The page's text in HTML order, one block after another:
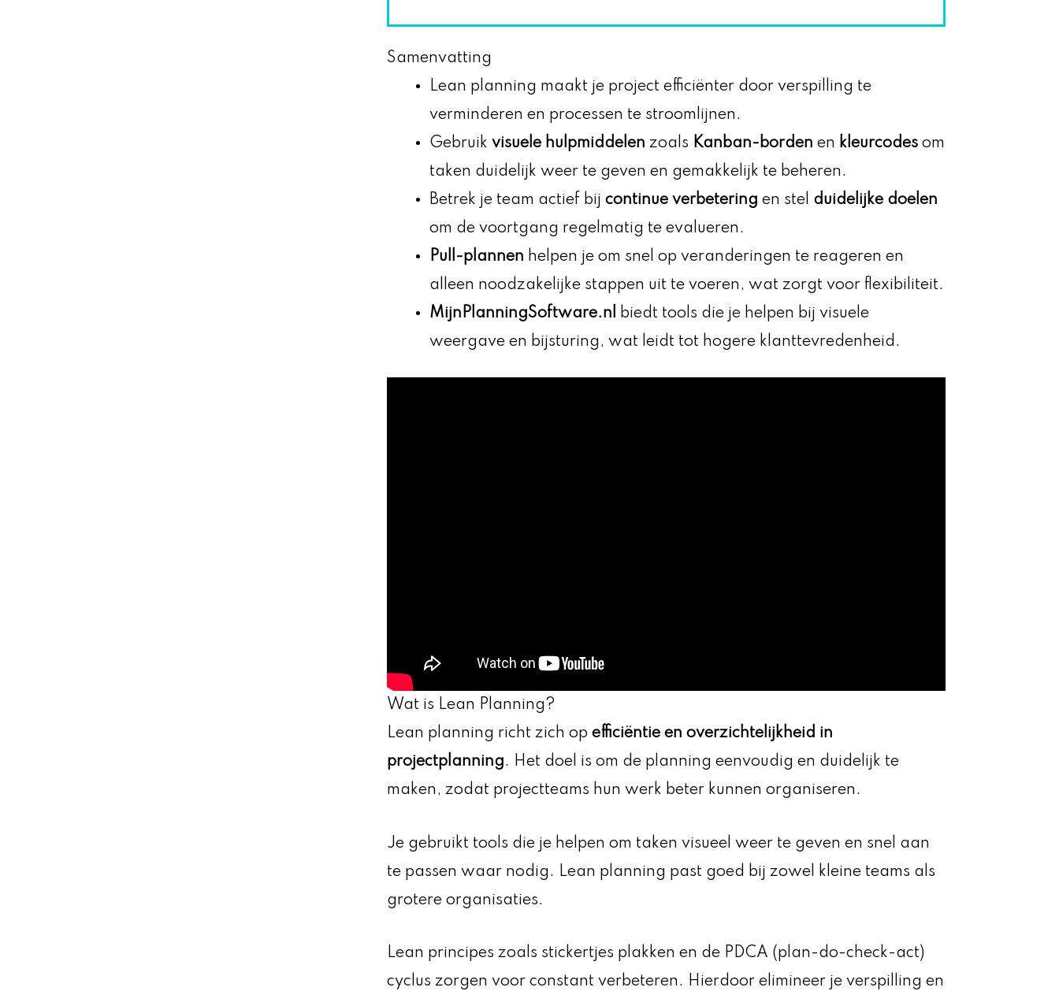
Samenvatting
Lean planning maakt je project efficiënter door verspilling te
verminderen en processen te stroomlijnen.
Gebruik visuele hulpmiddelen zoals Kanban-borden en kleurcodes om
taken duidelijk weer te geven en gemakkelijk te beheren.
Betrek je team actief bij continue verbetering en stel duidelijke doelen
om de voortgang regelmatig te evalueren.
Pull-plannen helpen je om snel op veranderingen te reageren en
alleen noodzakelijke stappen uit te voeren, wat zorgt voor flexibiliteit.
MijnPlanningSoftware.nl
biedt tools die je helpen bij visuele
weergave en bijsturing, wat leidt tot hogere klanttevredenheid.
Wat is Lean Planning?
Lean planning richt zich op efficiëntie en overzichtelijkheid in
projectplanning. Het doel is om de planning eenvoudig en duidelijk te
maken, zodat projectteams hun werk beter kunnen organiseren.
Je gebruikt tools die je helpen om taken visueel weer te geven en snel aan
te passen waar nodig. Lean planning past goed bij zowel kleine teams als
grotere organisaties.
Lean principes zoals stickertjes plakken en de PDCA (plan-do-check-act)
cyclus zorgen voor constant verbeteren. Hierdoor elimineer je verspilling en